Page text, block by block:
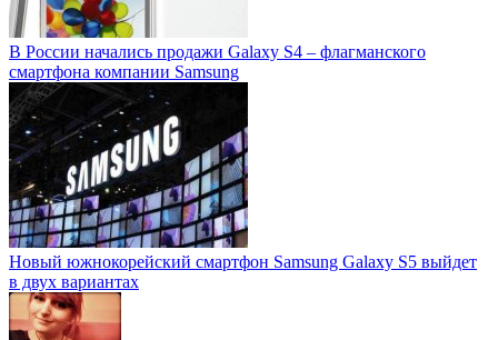
В России начались продажи Galaxy S4 – флагманского
смартфона компании Samsung
Новый южнокорейский смартфон Samsung Galaxy S5 выйдет
в двух вариантах